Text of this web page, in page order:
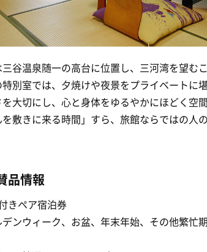
谷温泉随一の高台に位置し、三河湾を望む
別室では、夕焼けや夜景をプライベートに
を大切にし、心と身体をゆるやかにほどく空
を敷きに来る時間」すら、旅館ならではの人
品情報
きペア宿泊券
ンウィーク、お盆、年末年始、その他繁忙